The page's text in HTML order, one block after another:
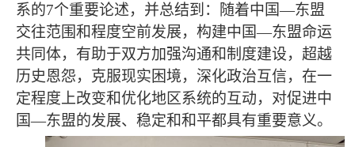
系的7个重要论述，并总结到：随着中国—东盟
交往范围和程度空前发展，构建中国—东盟命运
共同体，有助于双方加强沟通和制度建设，超越
历史恩怨，克服现实困境，深化政治互信，在一
定程度上改变和优化地区系统的互动，对促进中
国—东盟的发展、稳定和和平都具有重要意义。